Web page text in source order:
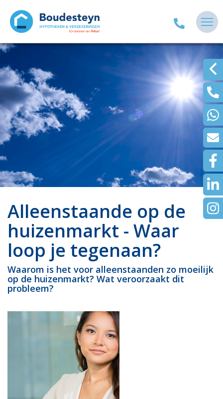
Alleenstaande op de
huizenmarkt - Waar
loop je tegenaan?
Waarom is het voor alleenstaanden zo moeilijk
op de huizenmarkt? Wat veroorzaakt dit
probleem?